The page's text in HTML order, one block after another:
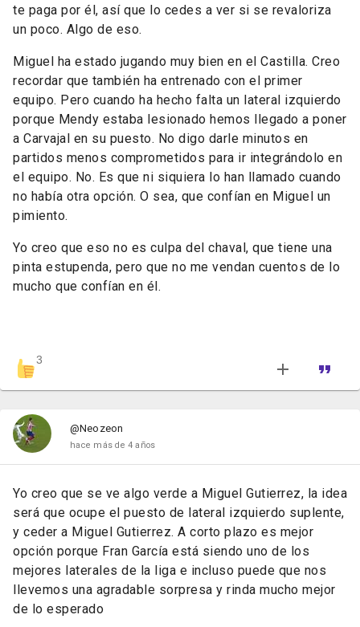
te paga por él, así que lo cedes a ver si se revaloriza
un poco. Algo de eso.
Miguel ha estado jugando muy bien en el Castilla. Creo
recordar que también ha entrenado con el primer
equipo. Pero cuando ha hecho falta un lateral izquierdo
porque Mendy estaba lesionado hemos llegado a poner
a Carvajal en su puesto. No digo darle minutos en
partidos menos comprometidos para ir integrándolo en
el equipo. No. Es que ni siquiera lo han llamado cuando
no había otra opción. O sea, que confían en Miguel un
pimiento.
Yo creo que eso no es culpa del chaval, que tiene una
pinta estupenda, pero que no me vendan cuentos de lo
mucho que confían en él.
3
@Neozeon
hace más de 4 años
Yo creo que se ve algo verde a Miguel Gutierrez, la idea
será que ocupe el puesto de lateral izquierdo suplente,
y ceder a Miguel Gutierrez. A corto plazo es mejor
opción porque Fran García está siendo uno de los
mejores laterales de la liga e incluso puede que nos
llevemos una agradable sorpresa y rinda mucho mejor
de lo esperado